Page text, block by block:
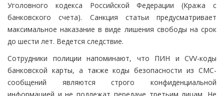
Уголовного кодекса Российской Федерации (Кража с
банковского счета). Санкция статьи предусматривает
максимальное наказание в виде лишения свободы на срок
до шести лет. Ведется следствие.
Сотрудники полиции напоминают, что ПИН и CVV-коды
банковской карты, а также коды безопасности из СМС-
сообщений являются строго конфиденциальной